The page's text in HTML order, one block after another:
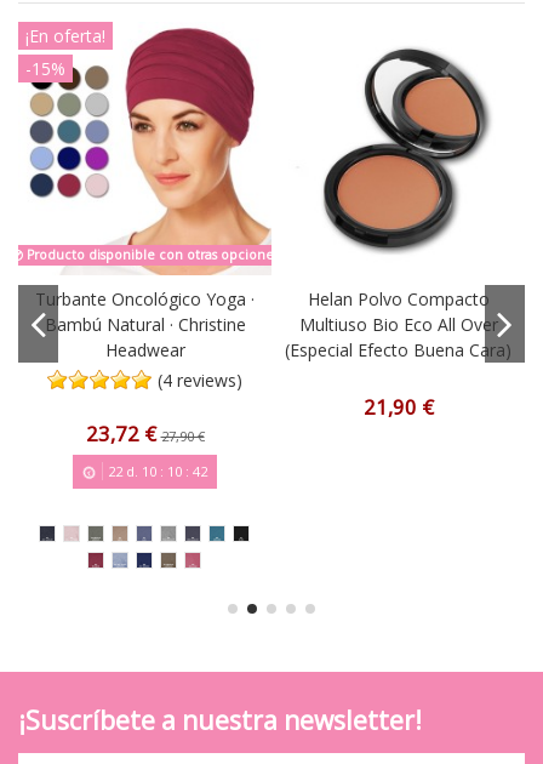
¡En oferta!
-15%
Producto disponible con otras opciones
Turbante Oncológico Yoga ·
Bambú Natural · Christine
Headwear
(4 reviews)
23,72 €27,90 €
22d. 10: 10: 42
Helan Polvo Compacto
Multiuso Bio Eco All Over
(Especial Efecto Buena Cara)
21,90 €
¡Suscríbete a nuestra newsletter!